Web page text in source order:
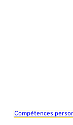
Compétences